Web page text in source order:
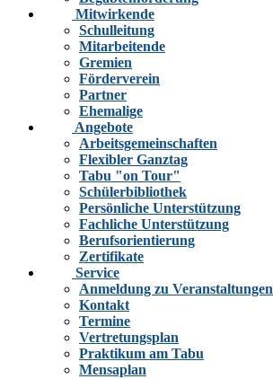
Mitwirkende
Schulleitung
Mitarbeitende
Gremien
Förderverein
Partner
Ehemalige
Angebote
Arbeitsgemeinschaften
Flexibler Ganztag
Tabu "on Tour"
Schülerbibliothek
Persönliche Unterstützung
Fachliche Unterstützung
Berufsorientierung
Zertifikate
Service
Anmeldung zu Veranstaltungen
Kontakt
Termine
Vertretungsplan
Praktikum am Tabu
Mensaplan